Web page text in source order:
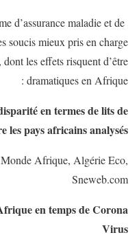
d’assurance maladie et de
soucis mieux pris en charge
les effets risquent d’être
dramatiques en Afrique :
en termes de lits de
les pays africains analysés
Afrique, Algérie Eco,
Sneweb.com
en temps de Corona
Virus